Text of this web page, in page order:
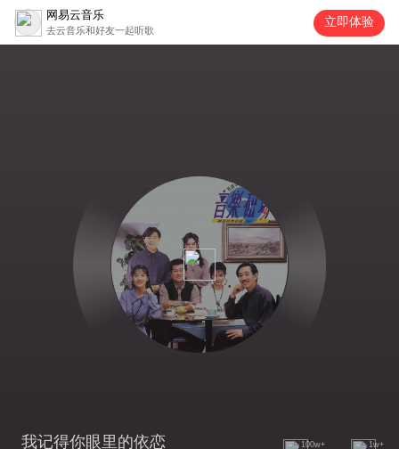
网易云音乐
去云音乐和好友一起听歌
立即体验
我记得你眼里的依恋 100w+ 1w+